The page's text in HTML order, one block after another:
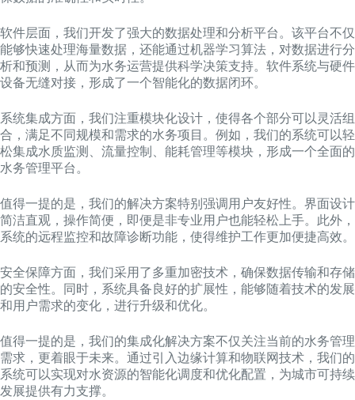
软件层面，我们开发了强大的数据处理和分析平台。该平台不仅
能够快速处理海量数据，还能通过机器学习算法，对数据进行分
析和预测，从而为水务运营提供科学决策支持。软件系统与硬件
设备无缝对接，形成了一个智能化的数据闭环。
系统集成方面，我们注重模块化设计，使得各个部分可以灵活组
合，满足不同规模和需求的水务项目。例如，我们的系统可以轻
松集成水质监测、流量控制、能耗管理等模块，形成一个全面的
水务管理平台。
值得一提的是，我们的解决方案特别强调用户友好性。界面设计
简洁直观，操作简便，即便是非专业用户也能轻松上手。此外，
系统的远程监控和故障诊断功能，使得维护工作更加便捷高效。
安全保障方面，我们采用了多重加密技术，确保数据传输和存储
的安全性。同时，系统具备良好的扩展性，能够随着技术的发展
和用户需求的变化，进行升级和优化。
值得一提的是，我们的集成化解决方案不仅关注当前的水务管理
需求，更着眼于未来。通过引入边缘计算和物联网技术，我们的
系统可以实现对水资源的智能化调度和优化配置，为城市可持续
发展提供有力支撑。